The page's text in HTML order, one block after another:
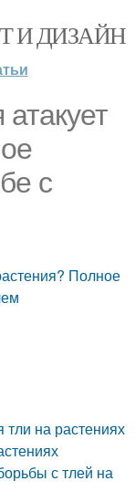
И ДИЗАЙН
с
Полное
на растениях
с тлей на